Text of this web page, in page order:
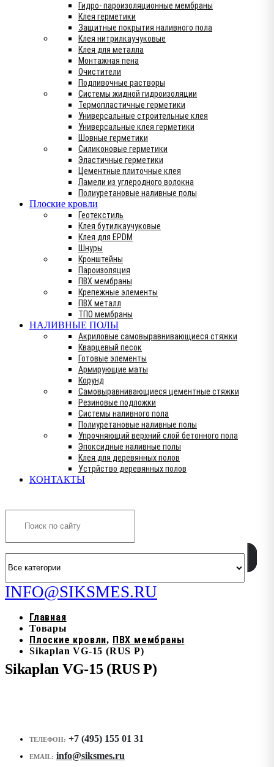
Гидро- пароизоляционные мембраны
Клея герметики
Защитные покрытия наливного пола
Клея нитрилкаучуковые
Клея для металла
Монтажная пена
Очистители
Подливочные растворы
Системы жидной гидроизоляции
Термопластичные герметики
Универсальные строительные клея
Универсальные клея герметики
Шовные герметики
Силиконовые герметики
Эластичные герметики
Цементные плиточные клея
Ламели из углеродного волокна
Полиуретановые наливные полы
Плоские кровли
Геотекстиль
Клея бутилкаучуковые
Клея для EPDM
Шнуры
Кронштейны
Пароизоляция
ПВХ мембраны
Крепежные элементы
ПВХ металл
ТПО мембраны
НАЛИВНЫЕ ПОЛЫ
Акриловые самовыравнивающиеся стяжки
Кварцевый песок
Готовые элементы
Армирующие маты
Корунд
Самовыравнивающиеся цементные стяжки
Резиновые подложки
Системы наливного пола
Полиуретановые наливные полы
Упрочняющий верхний слой бетонного пола
Эпоксидные наливные полы
Клея для деревянных полов
Устрйство деревянных полов
КОНТАКТЫ
INFO@SIKSMES.RU
Главная
Товары
Плоские кровли, ПВХ мембраны
Sikaplan VG-15 (RUS P)
Sikaplan VG-15 (RUS P)
ТЕЛЕФОН: +7 (495) 155 01 31
EMAIL: info@siksmes.ru